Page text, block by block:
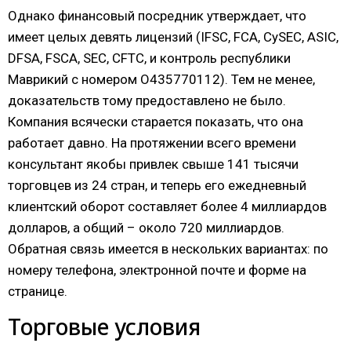
Однако финансовый посредник утверждает, что
имеет целых девять лицензий (IFSC, FCA, CySEC, ASIC,
DFSA, FSCA, SEC, CFTC, и контроль республики
Маврикий с номером О435770112). Тем не менее,
доказательств тому предоставлено не было.
Компания всячески старается показать, что она
работает давно. На протяжении всего времени
консультант якобы привлек свыше 141 тысячи
торговцев из 24 стран, и теперь его ежедневный
клиентский оборот составляет более 4 миллиардов
долларов, а общий – около 720 миллиардов.
Обратная связь имеется в нескольких вариантах: по
номеру телефона, электронной почте и форме на
странице.
Торговые условия